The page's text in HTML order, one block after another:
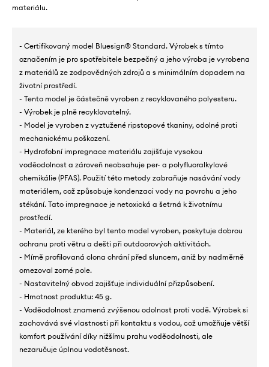
materiálu.
- Certifikovaný model Bluesign® Standard. Výrobek s tímto
označením je pro spotřebitele bezpečný a jeho výroba je vyrobena
z materiálů ze zodpovědných zdrojů a s minimálním dopadem na
životní prostředí.
- Tento model je částečně vyroben z recyklovaného polyesteru.
- Výrobek je plně recyklovatelný.
- Model je vyroben z vyztužené ripstopové tkaniny, odolné proti
mechanickému poškození.
- Hydrofobní impregnace materiálu zajišťuje vysokou
voděodolnost a zároveň neobsahuje per- a polyfluoralkylové
chemikálie (PFAS). Použití této metody zabraňuje nasávání vody
materiálem, což způsobuje kondenzaci vody na povrchu a jeho
stékání. Tato impregnace je netoxická a šetrná k životnímu
prostředí.
- Materiál, ze kterého byl tento model vyroben, poskytuje dobrou
ochranu proti větru a dešti při outdoorových aktivitách.
- Mírně profilovaná clona chrání před sluncem, aniž by nadměrně
omezoval zorné pole.
- Nastavitelný obvod zajišťuje individuální přizpůsobení.
- Hmotnost produktu: 45 g.
- Voděodolnost znamená zvýšenou odolnost proti vodě. Výrobek si
zachovává své vlastnosti při kontaktu s vodou, což umožňuje větší
komfort používání díky nižšímu prahu voděodolnosti, ale
nezaručuje úplnou vodotěsnost.